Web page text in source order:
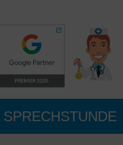
SPRECHSTUNDE